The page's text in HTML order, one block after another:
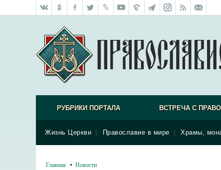
РУБРИКИ ПОРТАЛА ВСТРЕЧА С
Жизнь Церкви Православие в мире Храмы,
Главная Новости